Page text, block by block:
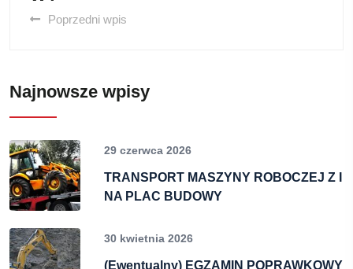
Poprzedni wpis
Najnowsze wpisy
29 czerwca 2026
TRANSPORT MASZYNY ROBOCZEJ Z I
NA PLAC BUDOWY
30 kwietnia 2026
(Ewentualny) EGZAMIN POPRAWKOWY